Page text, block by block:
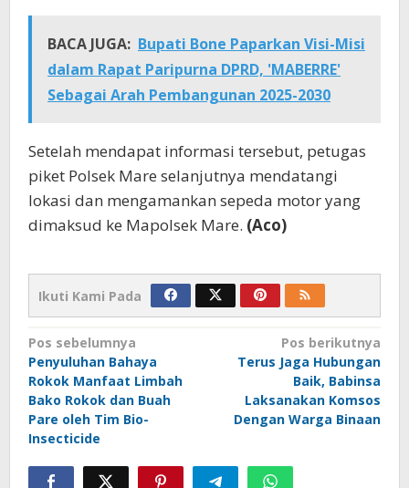
BACA JUGA: Bupati Bone Paparkan Visi-Misi
dalam Rapat Paripurna DPRD, 'MABERRE'
Sebagai Arah Pembangunan 2025-2030
Setelah mendapat informasi tersebut, petugas
piket Polsek Mare selanjutnya mendatangi
lokasi dan mengamankan sepeda motor yang
dimaksud ke Mapolsek Mare. (Aco)
Ikuti Kami Pada
Navigasi
pos
Pos sebelumnya
Penyuluhan Bahaya
Rokok Manfaat Limbah
Bako Rokok dan Buah
Pare oleh Tim Bio-
Insecticide
Pos berikutnya
Terus Jaga Hubungan
Baik, Babinsa
Laksanakan Komsos
Dengan Warga Binaan